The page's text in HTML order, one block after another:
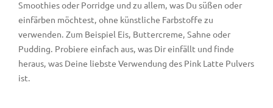
Smoothies oder Porridge und zu allem, was Du süßen oder
einfärben möchtest, ohne künstliche Farbstoffe zu
verwenden. Zum Beispiel Eis, Buttercreme, Sahne oder
Pudding. Probiere einfach aus, was Dir einfällt und finde
heraus, was Deine liebste Verwendung des Pink Latte Pulvers
ist.